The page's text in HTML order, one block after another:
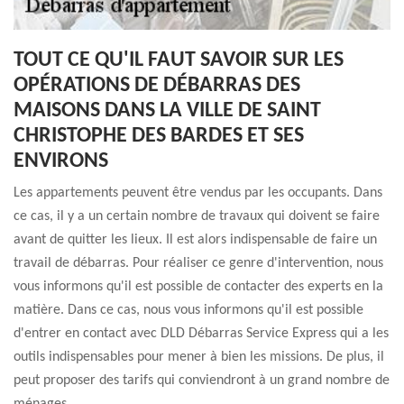
TOUT CE QU'IL FAUT SAVOIR SUR LES
OPÉRATIONS DE DÉBARRAS DES
MAISONS DANS LA VILLE DE SAINT
CHRISTOPHE DES BARDES ET SES
ENVIRONS
Les appartements peuvent être vendus par les occupants. Dans
ce cas, il y a un certain nombre de travaux qui doivent se faire
avant de quitter les lieux. Il est alors indispensable de faire un
travail de débarras. Pour réaliser ce genre d'intervention, nous
vous informons qu'il est possible de contacter des experts en la
matière. Dans ce cas, nous vous informons qu'il est possible
d'entrer en contact avec DLD Débarras Service Express qui a les
outils indispensables pour mener à bien les missions. De plus, il
peut proposer des tarifs qui conviendront à un grand nombre de